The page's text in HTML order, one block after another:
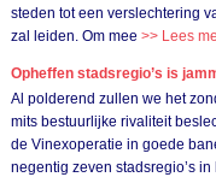
steden tot een verslechtering
zal leiden. Om mee>> Lees
Opheffen stadsregio’s is
Al polderend zullen we het
mits bestuurlijke rivaliteit
de Vinexoperatie in goede
negentig zeven stadsregio’s